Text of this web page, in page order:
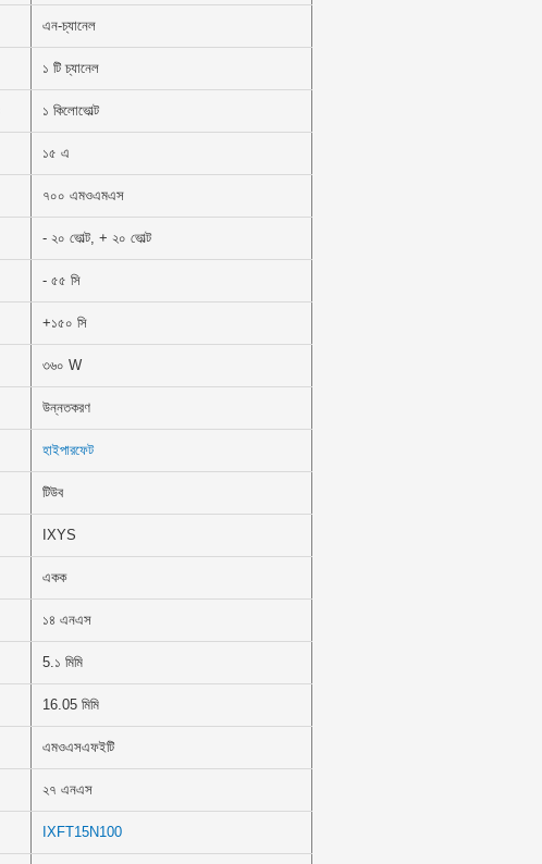
এন-চ্যানেল
১ টি চ্যানেল
১ কিলোভোল্ট
১৫ এ
৭০০ এমওএমএস
- ২০ ভোল্ট, + ২০ ভোল্ট
- ৫৫ সি
+১৫০ সি
৩৬০ W
উন্নতকরণ
হাইপারফেট
টিউব
IXYS
একক
১৪ এনএস
5.১ মিমি
16.05 মিমি
এমওএসএফইটি
২৭ এনএস
IXFT15N100